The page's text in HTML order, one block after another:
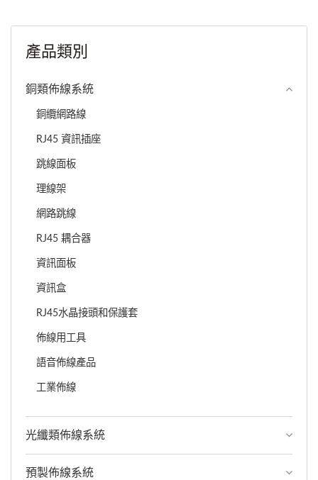
產品類別
銅類佈線系統
銅纜網路線
RJ45 資訊插座
跳線面板
理線架
網路跳線
RJ45 耦合器
資訊面板
資訊盒
RJ45水晶接頭和保護套
佈線用工具
語音佈線產品
工業佈線
光纖類佈線系統
預製佈線系統